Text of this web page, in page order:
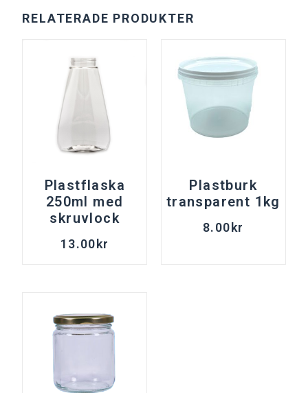
RELATERADE PRODUKTER
Plastflaska
250ml med
skruvlock
13.00kr
Plastburk
transparent 1kg
8.00kr